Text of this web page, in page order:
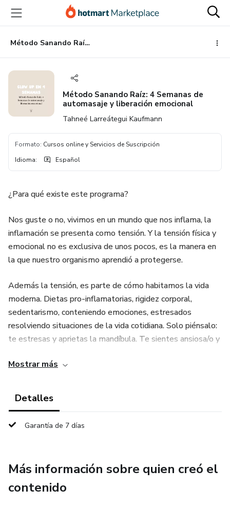
principal
página
de
página
Método Sanando Raíz: 4 Semanas de automasaje y liberación emocional
Método Sanando Raíz: 4 Semanas de
automasaje y liberación emocional
Tahneé Larreátegui Kaufmann
Formato: Cursos online y Servicios de Suscripción
Idioma: Español
¿Para qué existe este programa?
Nos guste o no, vivimos en un mundo que nos inflama, la
inflamación se presenta como tensión. Y la tensión física y
emocional no es exclusiva de unos pocos, es la manera en
la que nuestro organismo aprendió a protegerse.
Además la tensión, es parte de cómo habitamos la vida
moderna. Dietas pro-inflamatorias, rigidez corporal,
sedentarismo, conteniendo emociones, estresados
resolviendo situaciones de la vida cotidiana. Solo piénsalo:
te estresas y aprietas la mandíbula. Te sientes ansiosa/o y
con el pecho cerrado y la respiración contenida y acortada.
un impacto negativo en la tu postura, energía rostro y
Este programa se creo para contrarrestar justo eso, la vida
Mostrar más
Detalles
Garantía de 7 días
Más información sobre quien creó el
contenido